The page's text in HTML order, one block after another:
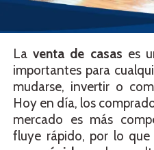
Laventa de casas es
importantes para
mudarse, invertir o
Hoy en día, los
mercado es más
fluye rápido, por lo que